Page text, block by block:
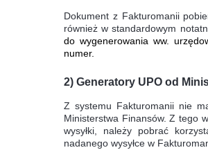
Dokument z Fakturomanii
również w standardowym
do wygenerowania ww.
numer.
2) Generatory UPO od
Z systemu Fakturomanii nie
Ministerstwa Finansów. Z tego
wysyłki, należy pobrać
nadanego wysyłce w